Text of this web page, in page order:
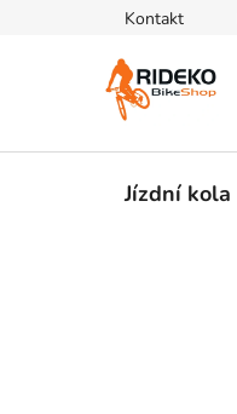
Kontakt
Jízdní kola